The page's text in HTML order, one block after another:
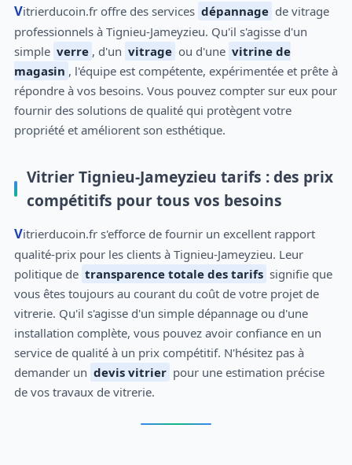
Vitrierducoin.fr offre des services dépannage de vitrage
professionnels à Tignieu-Jameyzieu. Qu'il s'agisse d'un
simple verre , d'un vitrage ou d'une vitrine de
magasin , l'équipe est compétente, expérimentée et prête à
répondre à vos besoins. Vous pouvez compter sur eux pour
fournir des solutions de qualité qui protègent votre
propriété et améliorent son esthétique.
Vitrier Tignieu-Jameyzieu tarifs : des prix
compétitifs pour tous vos besoins
Vitrierducoin.fr s'efforce de fournir un excellent rapport
qualité-prix pour les clients à Tignieu-Jameyzieu. Leur
politique de transparence totale des tarifs signifie que
vous êtes toujours au courant du coût de votre projet de
vitrerie. Qu'il s'agisse d'un simple dépannage ou d'une
installation complète, vous pouvez avoir confiance en un
service de qualité à un prix compétitif. N'hésitez pas à
demander un devis vitrier pour une estimation précise
de vos travaux de vitrerie.